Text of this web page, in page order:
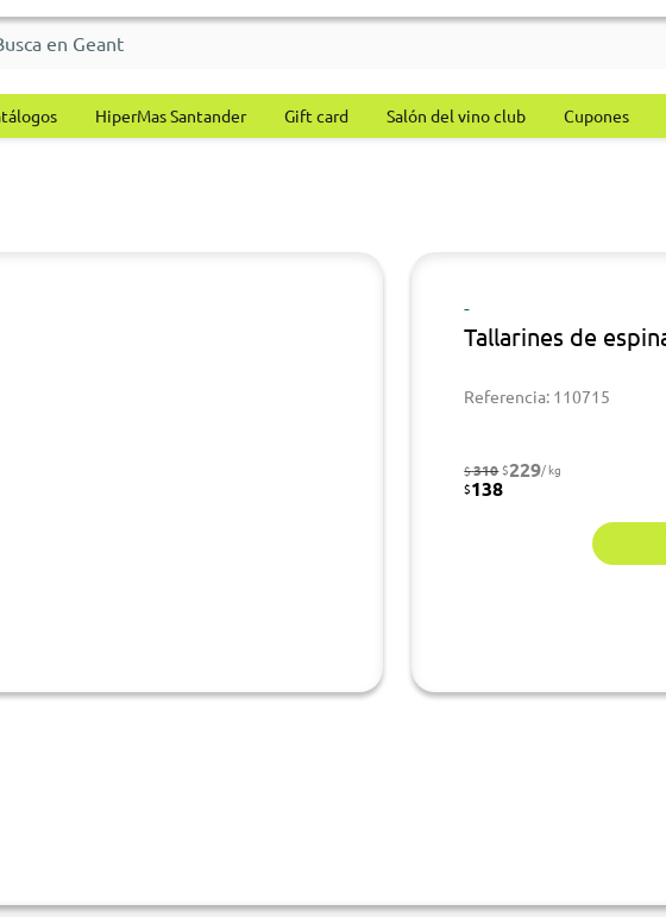
HiperMas Santander Gift card Salón del vino club Cupones
-
Tallarines de
Referencia: 110715
$310 $229/ kg
$138